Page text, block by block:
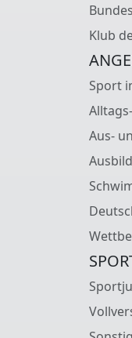
Klub
Sport
Aus-